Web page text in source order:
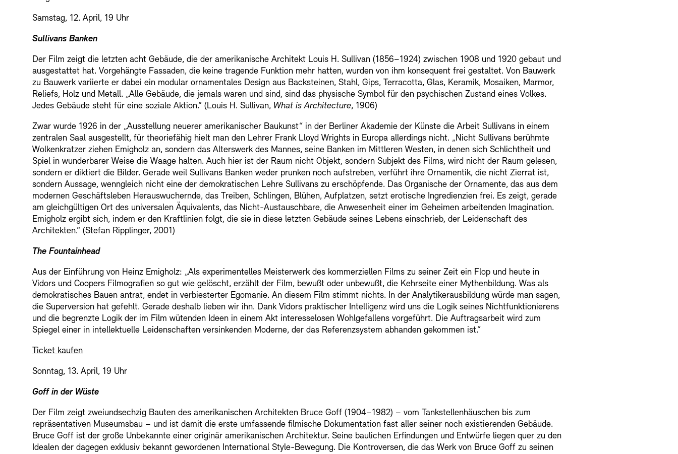
Gesellschaft der Freunde
Vermietungen und Events
Stellenangebote Newsletter Presse
Kontakte Archivdatenbank OPAC
Samstag, 12. April, 19 Uhr
Sullivans Banken
Der Film zeigt die letzten acht Gebäude, die der amerikanische Architekt Louis H. Sullivan (1856–1924) zwischen 1908 und 1920 gebaut und
ausgestattet hat. Vorgehängte Fassaden, die keine tragende Funktion mehr hatten, wurden von ihm konsequent frei gestaltet. Von Bauwerk
zu Bauwerk variierte er dabei ein modular ornamentales Design aus Backsteinen, Stahl, Gips, Terracotta, Glas, Keramik, Mosaiken, Marmor,
Reliefs, Holz und Metall. „Alle Gebäude, die jemals waren und sind, sind das physische Symbol für den psychischen Zustand eines Volkes.
Jedes Gebäude steht für eine soziale Aktion.“ (Louis H. Sullivan, What is Architecture, 1906)
Zwar wurde 1926 in der „Ausstellung neuerer amerikanischer Baukunst“ in der Berliner Akademie der Künste die Arbeit Sullivans in einem
zentralen Saal ausgestellt, für theoriefähig hielt man den Lehrer Frank Lloyd Wrights in Europa allerdings nicht. „Nicht Sullivans berühmte
Wolkenkratzer ziehen Emigholz an, sondern das Alterswerk des Mannes, seine Banken im Mittleren Westen, in denen sich Schlichtheit und
Spiel in wunderbarer Weise die Waage halten. Auch hier ist der Raum nicht Objekt, sondern Subjekt des Films, wird nicht der Raum gelesen,
sondern er diktiert die Bilder. Gerade weil Sullivans Banken weder prunken noch aufstreben, verführt ihre Ornamentik, die nicht Zierrat ist,
sondern Aussage, wenngleich nicht eine der demokratischen Lehre Sullivans zu erschöpfende. Das Organische der Ornamente, das aus dem
modernen Geschäftsleben Herauswuchernde, das Treiben, Schlingen, Blühen, Aufplatzen, setzt erotische Ingredienzien frei. Es zeigt, gerade
am gleichgültigen Ort des universalen Äquivalents, das Nicht-Austauschbare, die Anwesenheit einer im Geheimen arbeitenden Imagination.
Emigholz ergibt sich, indem er den Kraftlinien folgt, die sie in diese letzten Gebäude seines Lebens einschrieb, der Leidenschaft des
Architekten.“ (Stefan Ripplinger, 2001)
The Fountainhead
Aus der Einführung von Heinz Emigholz: „Als experimentelles Meisterwerk des kommerziellen Films zu seiner Zeit ein Flop und heute in
Vidors und Coopers Filmografien so gut wie gelöscht, erzählt der Film, bewußt oder unbewußt, die Kehrseite einer Mythenbildung. Was als
demokratisches Bauen antrat, endet in verbiesterter Egomanie. An diesem Film stimmt nichts. In der Analytikerausbildung würde man sagen,
die Superversion hat gefehlt. Gerade deshalb lieben wir ihn. Dank Vidors praktischer Intelligenz wird uns die Logik seines Nichtfunktionierens
und die begrenzte Logik der im Film wütenden Ideen in einem Akt interesselosen Wohlgefallens vorgeführt. Die Auftragsarbeit wird zum
Spiegel einer in intellektuelle Leidenschaften versinkenden Moderne, der das Referenzsystem abhanden gekommen ist.“
Ticket kaufen
Sonntag, 13. April, 19 Uhr
Goff in der Wüste
Der Film zeigt zweiundsechzig Bauten des amerikanischen Architekten Bruce Goff (1904–1982) – vom Tankstellenhäuschen bis zum
repräsentativen Museumsbau – und ist damit die erste umfassende filmische Dokumentation fast aller seiner noch existierenden Gebäude.
Bruce Goff ist der große Unbekannte einer originär amerikanischen Architektur. Seine baulichen Erfindungen und Entwürfe liegen quer zu den
Idealen der dagegen exklusiv bekannt gewordenen International Style-Bewegung. Die Kontroversen, die das Werk von Bruce Goff zu seinen